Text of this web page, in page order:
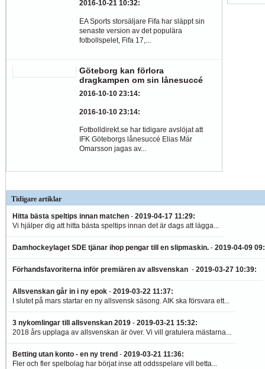
2016-10-21 10:32:
EA Sports storsäljare Fifa har släppt sin
senaste version av det populära
fotbollspelet, Fifa 17,...
Göteborg kan förlora
dragkampen om sin lånesuccé
2016-10-10 23:14:
2016-10-10 23:14:
Fotbolldirekt.se har tidigare avslöjat att
IFK Göteborgs lånesuccé Elias Már
Omarsson jagas av...
Tidigare artiklar
Hitta bästa speltips innan matchen - 2019-04-17 11:29:
Vi hjälper dig att hitta bästa speltips innan det är dags att lägga...
Damhockeylaget SDE tjänar ihop pengar till en slipmaskin. - 2019-04-09
Förhandsfavoriterna inför premiären av allsvenskan - 2019-03-27 10:39:
Allsvenskan går in i ny epok - 2019-03-22 11:37:
I slutet på mars startar en ny allsvensk säsong. AIK ska försvara ett...
3 nykomlingar till allsvenskan 2019 - 2019-03-21 15:32:
2018 års upplaga av allsvenskan är över. Vi vill gratulera mästarna...
Betting utan konto - en ny trend - 2019-03-21 11:36:
Fler och fler spelbolag har börjat inse att oddsspelare vill betta...